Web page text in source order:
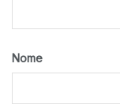
Nome